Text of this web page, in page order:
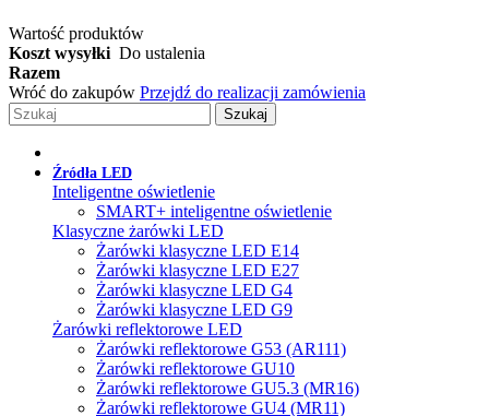
Wartość produktów
Koszt wysyłki Do ustalenia
Razem
Wróć do zakupów Przejdź do realizacji zamówienia
Szukaj
Źródła LED
Inteligentne oświetlenie
SMART+ inteligentne oświetlenie
Klasyczne żarówki LED
Żarówki klasyczne LED E14
Żarówki klasyczne LED E27
Żarówki klasyczne LED G4
Żarówki klasyczne LED G9
Żarówki reflektorowe LED
Żarówki reflektorowe G53 (AR111)
Żarówki reflektorowe GU10
Żarówki reflektorowe GU5.3 (MR16)
Żarówki reflektorowe GU4 (MR11)